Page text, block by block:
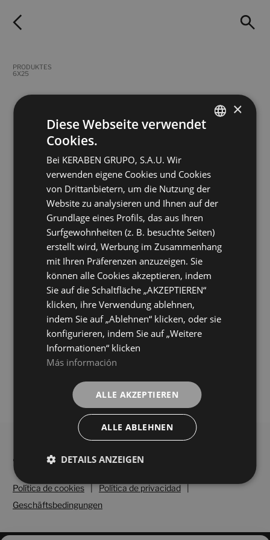
PRODUKTES
6X25
Terracota Azul
+ 5
Farben
Terracota Barro
6X25
BARRO
+ 5
Farben
Terracota Blanco
BLANCO Farben
Terracota Paja
PAJA
+ 5
Farben
Terracota Rojo
+ 5
Farben
Terracota Verde
6X25
VERDE
+ 5
Política de cookies | Política de privacidad
|
Geschäftsbedingungen
GERMAN
×
Diese Webseite verwendet
Cookies.
Bei KERABEN GRUPO, S.A.U. Wir
verwenden eigene Cookies und Cookies
von Drittanbietern, um die Nutzung der
Website zu analysieren und Ihnen auf der
Grundlage eines Profils, das aus Ihren
Surfgewohnheiten (z. B. besuchte Seiten)
erstellt wird, Werbung im Zusammenhang
mit Ihren Präferenzen anzuzeigen. Sie
können alle Cookies akzeptieren, indem
Sie auf die Schaltfläche „AKZEPTIEREN“
klicken, ihre Verwendung ablehnen,
indem Sie auf „Ablehnen“ klicken, oder sie
konfigurieren, indem Sie auf „Weitere
Informationen“ klicken
Más información
ALLE AKZEPTIEREN
ALLE ABLEHNEN
DETAILS ANZEIGEN